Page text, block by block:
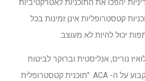
יהפכו את התוכניות לאטרקטיביות
קטסטרופליות אינן זמינות בכל
יכול להיות לא מעוצב.
נוריס, אנליסטית וברוקר לביטוח
בריאות שכותב באופן קבוע על ה- ACA. "תוכנית קטסטרופלית